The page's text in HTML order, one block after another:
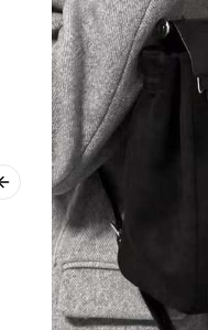
Previous slide